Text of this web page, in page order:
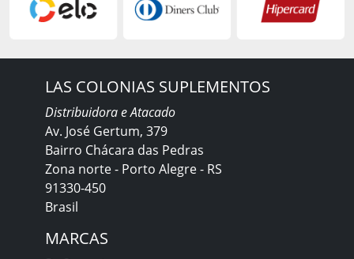
LAS COLONIAS SUPLEMENTOS
Distribuidora e Atacado
Av. José Gertum, 379
Bairro Chácara das Pedras
Zona norte - Porto Alegre - RS
91330-450
Brasil
MARCAS